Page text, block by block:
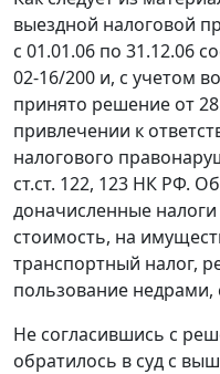
выездной налоговой
с 01.01.06 по 31.12.06
02-16/200 и, с учетом
принято решение от
привлечении к
налогового
ст.ст. 122, 123 НК РФ.
доначисленные
стоимость, на
транспортный налог,
пользование
Не согласившись с
обратилось в суд с